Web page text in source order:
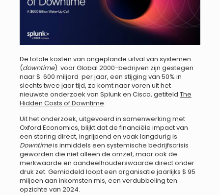
De totale kosten van ongeplande uitval van systemen
(downtime) voor Global 2000-bedrijven zijn gestegen
naar $ 600 miljard per jaar, een stijging van 50% in
slechts twee jaar tijd, zo komt naar voren uit het
nieuwste onderzoek van Splunk en Cisco, getiteld The
Hidden Costs of Downtime.
Uit het onderzoek, uitgevoerd in samenwerking met
Oxford Economics, blijkt dat de financiële impact van
een storing direct, ingrijpend en vaak langdurig is.
Downtimeis inmiddels een systemische bedrijfscrisis
geworden die niet alleen de omzet, maar ook de
merkwaarde en aandeelhouderswaarde direct onder
druk zet. Gemiddeld loopt een organisatie jaarlijks $ 95
miljoen aan inkomsten mis, een verdubbeling ten
opzichte van 2024.